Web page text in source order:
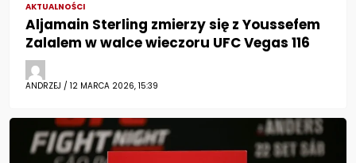
AKTUALNOŚCI
Aljamain Sterling zmierzy się z Youssefem
Zalalem w walce wieczoru UFC Vegas 116
ANDRZEJ / 12 MARCA 2026, 15:39